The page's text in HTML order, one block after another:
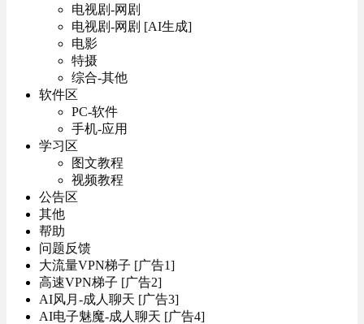
电视剧-网剧
电视剧-网剧 [AI生成]
电影
特摄
综合-其他
软件区
PC-软件
手机-应用
学习区
图文教程
视频教程
公告区
其他
帮助
问题反馈
大流量VPN梯子 [广告1]
高速VPN梯子 [广告2]
AI风月-成人聊天 [广告3]
AI电子魅魔-成人聊天 [广告4]